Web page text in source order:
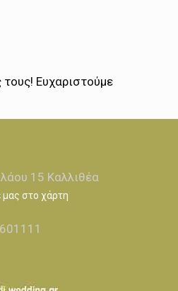
Ευχαριστούμε
15 Καλλιθέα
μας στο χάρτη